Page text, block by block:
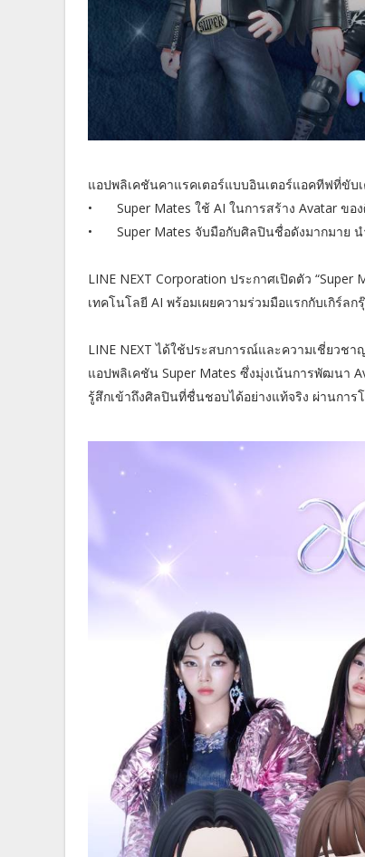
แอปพลิเคชันคาแรคเตอร์แบบอินเตอร์แอคทีฟที่ขับ
•
Super Mates ใช้ AI ในการสร้าง Avatar
•
Super Mates จับมือกับศิลปินชื่อดังมากมาย น
LINE NEXT Corporation ประกาศเปิดตัว
เทคโนโลยี AI พร้อมเผยความร่วมมือแรกกับเกิร์ล
LINE NEXT ได้ใช้ประสบการณ์และความเชี่ยวช
แอปพลิเคชัน Super Mates ซึ่งมุ่งเน้นการพัฒนา
รู้สึกเข้าถึงศิลปินที่ชื่นชอบได้อย่างแท้จริง ผ่านกา